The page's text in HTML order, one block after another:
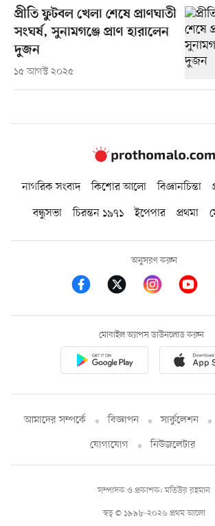
প্রীতি ফুটবল খেলা শেষে প্রাণঘাতী
সংঘর্ষ, সুনামগঞ্জে প্রাণ হারালেন
দুজন
১৫ আগস্ট ২০২৫
নাগরিক সংবাদ কিশোর আলো বিজ্ঞানচিন্তা
বন্ধুসভা
চিরন্তন ১৯৭১ ইপেপার প্রথমা
অনুসরণ করুন
মোবাইল অ্যাপস ডাউনলোড করুন
আমাদের সম্পর্কে বিজ্ঞাপন সার্কুলেশন
যোগাযোগ
নিউজলেটার
স্বত্ব © ১৯৯৮-২০২৬ প্রথম আলো
সম্পাদক ও প্রকাশক: মতিউর রহমান